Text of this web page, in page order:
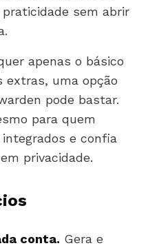
sem abrir
apenas o básico
extras, uma opção
pode bastar.
para quem
e confia
privacidade.
conta. Gera e